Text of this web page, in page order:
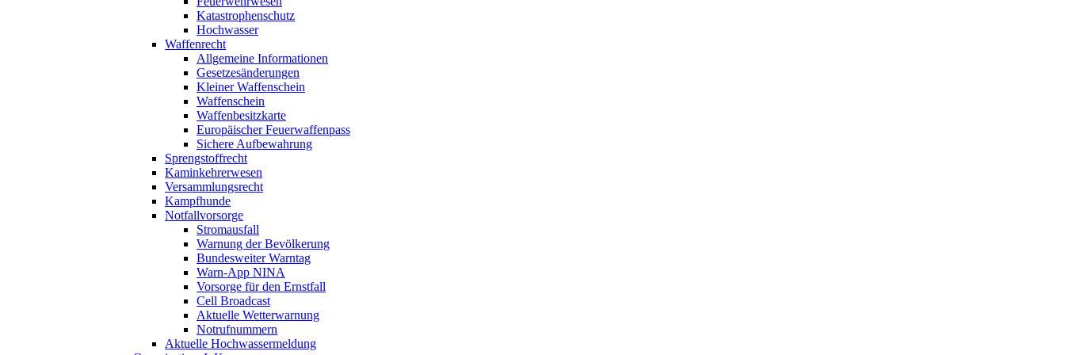
Katastrophenschutz
Hochwasser
Waffenrecht
Allgemeine Informationen
Gesetzesänderungen
Kleiner Waffenschein
Waffenschein
Waffenbesitzkarte
Europäischer Feuerwaffenpass
Sichere Aufbewahrung
Sprengstoffrecht
Kaminkehrerwesen
Versammlungsrecht
Kampfhunde
Notfallvorsorge
Stromausfall
Warnung der Bevölkerung
Bundesweiter Warntag
Warn-App NINA
Vorsorge für den Ernstfall
Cell Broadcast
Aktuelle Wetterwarnung
Notrufnummern
Aktuelle Hochwassermeldung